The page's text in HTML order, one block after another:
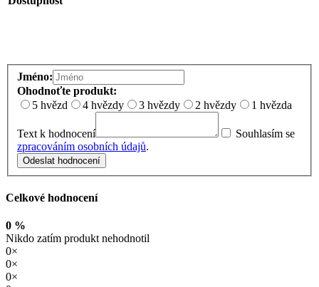
Jméno:
Ohodnoťte produkt:
5 hvězd
4 hvězdy 3 hvězdy 2 hvězdy 1 hvězda
Text k hodnocení
Souhlasím se
zpracováním osobních údajů.
Odeslat hodnocení
Celkové hodnocení
0 %
Nikdo zatím produkt nehodnotil
0×
0×
0×